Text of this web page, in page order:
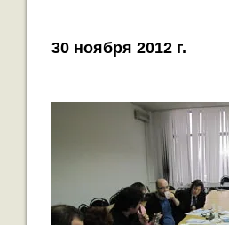
30 ноября 2012 г.